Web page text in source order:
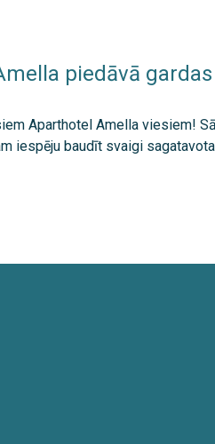
piedāvā
Aparthotel Amella viesiem!
iespēju baudīt svaigi